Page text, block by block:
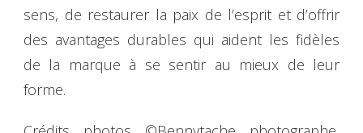
sens, de restaurer la paix de l’esprit et d’offrir
des avantages durables qui aident les fidèles
de la marque à se sentir au mieux de leur
forme.